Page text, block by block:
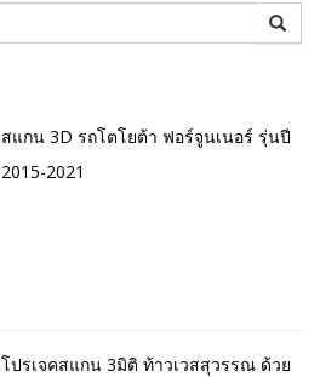
สแกน 3D รถโตโยต้า ฟอร์จูนเนอร์ รุ่นปี
2015-2021
โปรเจคสแกน 3มิติ ท้าวเวสสุวรรณ ด้วย